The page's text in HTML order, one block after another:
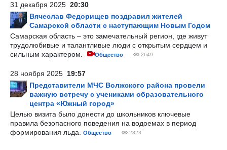
31 декабря 2025 20:30
Вячеслав Федорищев поздравил жителей
Самарской области с наступающим Новым Годом
Самарская область – это замечательный регион, где живут
трудолюбивые и талантливые люди с открытым сердцем и
сильным характером.
Общество 2649
28 ноября 2025 19:57
Представители МЧС Волжского района провели
важную встречу с учениками образовательного
центра «Южный город»
Целью визита было донести до школьников ключевые
правила безопасного поведения на водоемах в период
формирования льда.
Общество 2823